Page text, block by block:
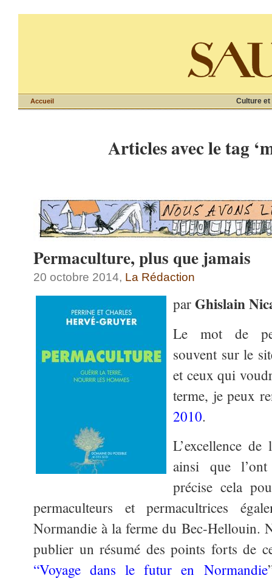
Culture et
Accueil
Articles avec le tag
Permaculture, plus que jamais
20 octobre 2014, La Rédaction
parGhislain
Le mot de
souvent sur le
et ceux qui
terme, je peux
2010.
L’excellence
ainsi que
précise cela
permaculteurs et permacultrices
Normandie à la ferme du Bec-Hellouin.
publier un résumé des points forts de
“Voyage dans le futur en Normandie